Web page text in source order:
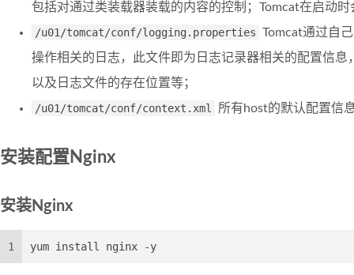
包括对通过类装载器装载的内容的控制；Tomcat在启动
/u01/tomcat/conf/logging.properties Tomcat通过自
操作相关的日志，此文件即为日志记录器相关的配置信
以及日志文件的存在位置等；
/u01/tomcat/conf/context.xml
所有host的默认配置信
安装配置Nginx
安装Nginx
1 yum install nginx -y